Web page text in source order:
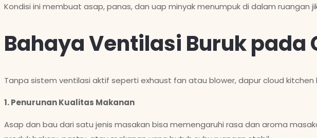
Kondisi ini membuat asap, panas, dan uap minyak menumpuk di dalam
Bahaya Ventilasi Buruk pada
Tanpa sistem ventilasi aktif seperti exhaust fan atau blower, dapur cloud
1. Penurunan Kualitas Makanan
Asap dan bau dari satu jenis masakan bisa memengaruhi rasa dan aroma